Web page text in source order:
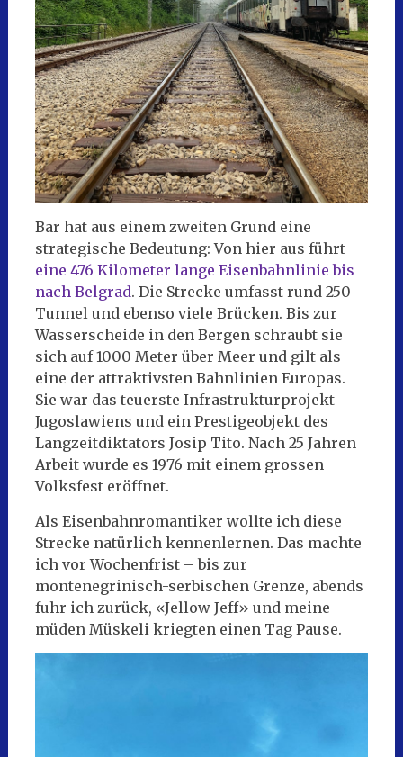
Bar hat aus einem zweiten Grund eine
strategische Bedeutung: Von hier aus führt
eine 476 Kilometer lange Eisenbahnlinie bis
nach Belgrad. Die Strecke umfasst rund 250
Tunnel und ebenso viele Brücken. Bis zur
Wasserscheide in den Bergen schraubt sie
sich auf 1000 Meter über Meer und gilt als
eine der attraktivsten Bahnlinien Europas.
Sie war das teuerste Infrastrukturprojekt
Jugoslawiens und ein Prestigeobjekt des
Langzeitdiktators Josip Tito. Nach 25 Jahren
Arbeit wurde es 1976 mit einem grossen
Volksfest eröffnet.
Als Eisenbahnromantiker wollte ich diese
Strecke natürlich kennenlernen. Das machte
ich vor Wochenfrist – bis zur
montenegrinisch-serbischen Grenze, abends
fuhr ich zurück, «Jellow Jeff» und meine
müden Müskeli kriegten einen Tag Pause.